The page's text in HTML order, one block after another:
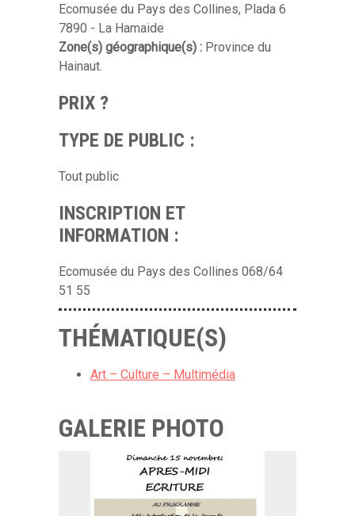
Ecomusée du Pays des Collines, Plada 6
7890 - La Hamaide
Zone(s) géographique(s) : Province du
Hainaut.
PRIX ?
TYPE DE PUBLIC :
Tout public
INSCRIPTION ET
INFORMATION :
Ecomusée du Pays des Collines 068/64
51 55
THÉMATIQUE(S)
Art – Culture – Multimédia
GALERIE PHOTO